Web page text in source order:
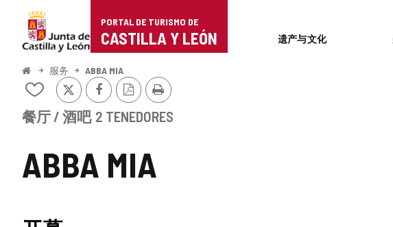
Portal
de
Turismo
Castilla
León
PORTAL DE TURISMO DE
CASTILLA Y LEÓN 遗产与文化
开
始
服务 ABBA MIA
ABBA MIA
从
的
笔
本
中
除
推
特
FacebookPDF
版
本
打
印
餐厅 / 酒吧 2 TENEDORES